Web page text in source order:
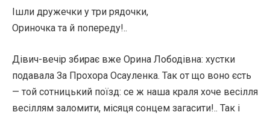
Ішли дружечки у три рядочки,
Ориночка та й попереду!..
Дівич-вечір збирає вже Орина Лободівна: хустки
подавала За Прохора Осауленка. Так от що воно єсть
— той сотницький поїзд: се ж наша краля хоче весілля
весіллям заломити, місяця сонцем загасити!.. Так і